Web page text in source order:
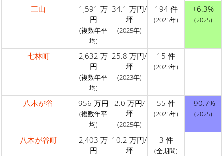
三山
1,591 万
円
(複数年平
均)
34.1 万円/
坪
(2025年)
194 件
(2025年)
+6.3%
(2025)
七林町
2,632 万
円
(複数年平
均)
25.8 万円/
坪
(2023年)
15 件
(2023年)
-
八木が谷 956 万円
(複数年平
均)
2.0 万円/
坪
(2025年)
55 件
(2025年)
-90.7%
(2025)
八木が谷町
2,403 万
円
10.2 万円/
坪
3 件
(全期間)
-